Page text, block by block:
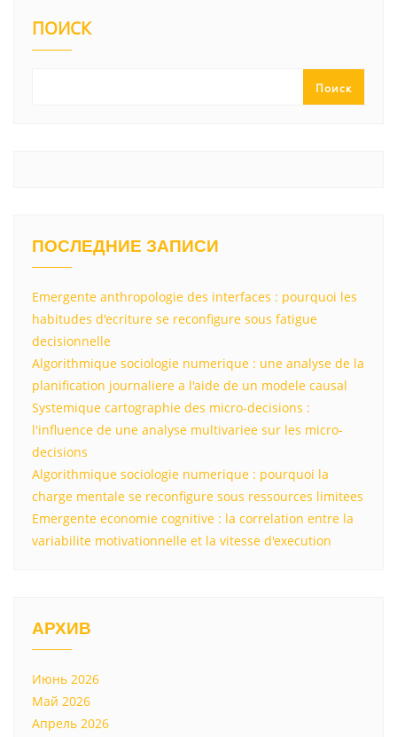
ПОИСК
Поиск
ПОСЛЕДНИЕ ЗАПИСИ
Emergente anthropologie des interfaces : pourquoi les
habitudes d'ecriture se reconfigure sous fatigue
decisionnelle
Algorithmique sociologie numerique : une analyse de la
planification journaliere a l'aide de un modele causal
Systemique cartographie des micro-decisions :
l'influence de une analyse multivariee sur les micro-
decisions
Algorithmique sociologie numerique : pourquoi la
charge mentale se reconfigure sous ressources limitees
Emergente economie cognitive : la correlation entre la
variabilite motivationnelle et la vitesse d'execution
АРХИВ
Июнь 2026
Май 2026
Апрель 2026